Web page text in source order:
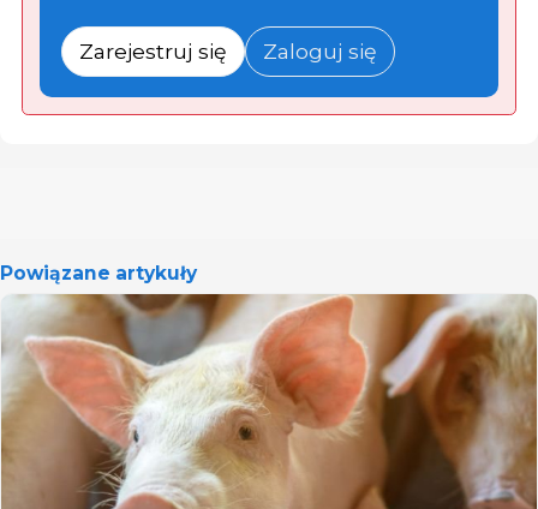
Zarejestruj się Zaloguj się
Powiązane artykuły